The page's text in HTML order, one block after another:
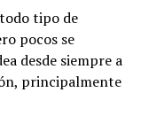
tipo de
pocos se
desde siempre a
principalmente